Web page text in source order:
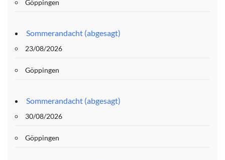
Göppingen
Sommerandacht (abgesagt)
23/08/2026
Göppingen
Sommerandacht (abgesagt)
30/08/2026
Göppingen